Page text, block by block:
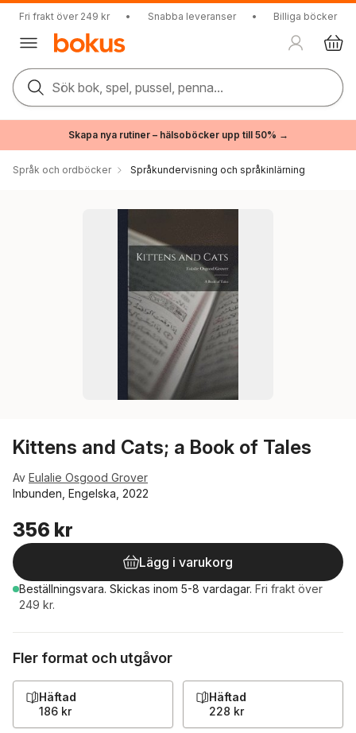
Fri frakt över 249 kr • Snabba leveranser • Billiga böcker
Sök bok, spel, pussel, penna...
Skapa nya rutiner – hälsoböcker upp till 50% →
Språk och ordböcker Språkundervisning och språkinlärning
Kittens and Cats; a Book of Tales
Av Eulalie Osgood Grover
Inbunden, Engelska, 2022
356 kr
Lägg i varukorg
Beställningsvara. Skickas inom 5-8 vardagar. Fri frakt över
249 kr.
Fler format och utgåvor
Häftad
186 kr
Häftad
228 kr